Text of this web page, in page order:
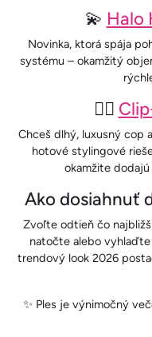
💫 Halo
Novinka, ktorá spája
systému – okamžitý
💁‍♀️
Chceš dlhý, luxusný cop
hotové stylingové
okamžite
Ako dosiahnuť
Zvoľte odtieň čo
natočte alebo vyhlaďte
trendový look 2026
✨ Ples je výnimočný